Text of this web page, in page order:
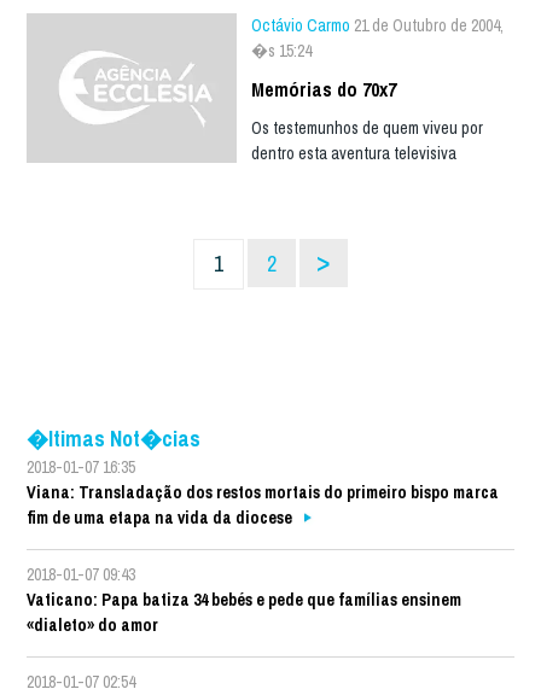
Octávio Carmo 21 de Outubro de 2004,
�s 15:24
Memórias do 70x7
Os testemunhos de quem viveu por
dentro esta aventura televisiva
1 2 >
�ltimas Not�cias
2018-01-07 16:35
Viana: Transladação dos restos mortais do primeiro bispo marca
fim de uma etapa na vida da diocese
2018-01-07 09:43
Vaticano: Papa batiza 34 bebés e pede que famílias ensinem
«dialeto» do amor
2018-01-07 02:54